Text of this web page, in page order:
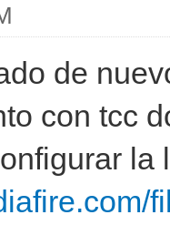
de
con tcc
la